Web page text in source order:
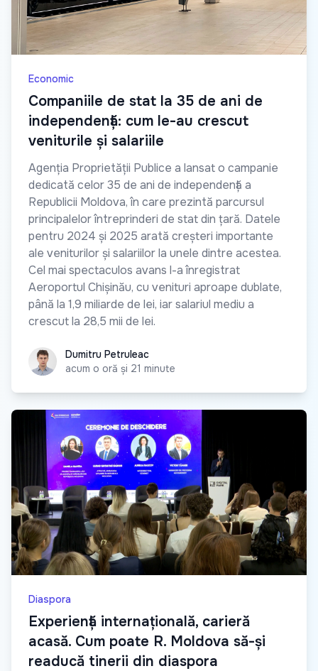
Economic
Companiile de stat la 35 de ani de
independență: cum le-au crescut
veniturile și salariile
Agenția Proprietății Publice a lansat o campanie
dedicată celor 35 de ani de independență a
Republicii Moldova, în care prezintă parcursul
principalelor întreprinderi de stat din țară. Datele
pentru 2024 și 2025 arată creșteri importante
ale veniturilor și salariilor la unele dintre acestea.
Cel mai spectaculos avans l-a înregistrat
Aeroportul Chișinău, cu venituri aproape dublate,
până la 1,9 miliarde de lei, iar salariul mediu a
crescut la 28,5 mii de lei.
Dumitru Petruleac
Dumitru Petruleac
acum o oră și 21 minute
Diaspora
Experiență internațională, carieră
acasă. Cum poate R. Moldova să-și
readucă tinerii din diaspora